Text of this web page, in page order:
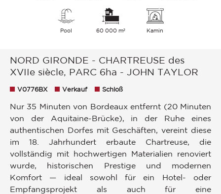
Pool 60 000 m² Kamin
NORD GIRONDE - CHARTREUSE des
XVIIe siècle, PARC 6ha - JOHN TAYLOR
V0776BX Verkauf Schloß
Nur 35 Minuten von Bordeaux entfernt (20 Minuten
von der Aquitaine-Brücke), in der Ruhe eines
authentischen Dorfes mit Geschäften, vereint diese
im 18. Jahrhundert erbaute Chartreuse, die
vollständig mit hochwertigen Materialien renoviert
wurde, historischen Prestige und modernen
Komfort — ideal sowohl für ein Hotel- oder
Empfangsprojekt als auch für eine